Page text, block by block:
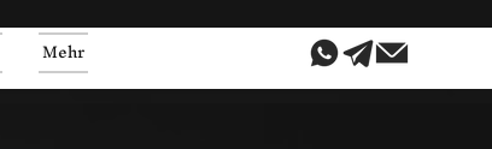
Mehr